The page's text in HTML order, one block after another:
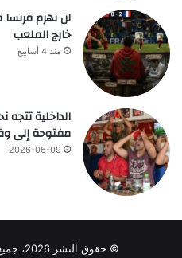
لن نهزم
خارج الملعب
منذ 4 أسابيع
الداخلية تتجه
مفتوحة إلى
2026-06-09
© حقوق النشر 2026، جميع الحقوق محفوظة |